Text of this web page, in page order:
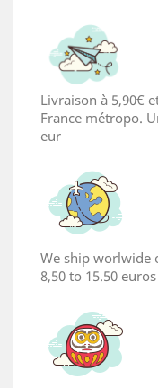
Livraison à 5,90€
France métropo.
eur
We ship worlwide
8,50 to 15.50 euros
Create
Wishlist name